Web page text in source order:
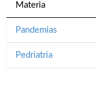
Materia
Pandemias
Pedriatría